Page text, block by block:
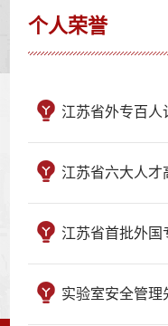
个人荣誉
江苏省外专百人
江苏省六大人才
江苏省首批外国
实验室安全管理